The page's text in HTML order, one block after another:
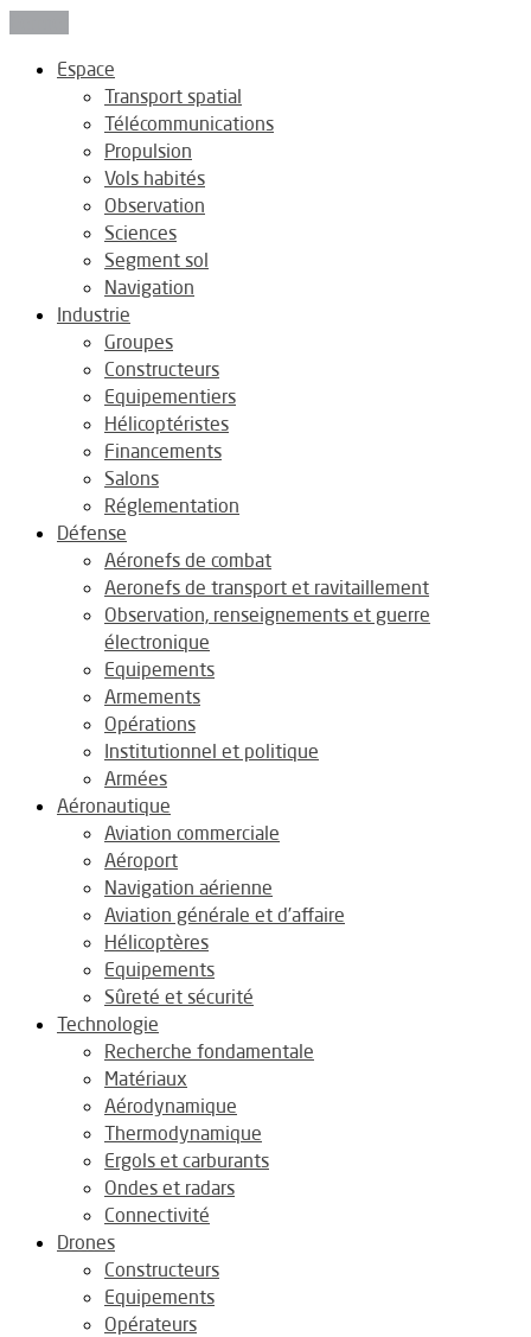
Espace
Transport spatial
Télécommunications
Propulsion
Vols habités
Observation
Sciences
Segment sol
Navigation
Industrie
Groupes
Constructeurs
Equipementiers
Hélicoptéristes
Financements
Salons
Réglementation
Défense
Aéronefs de combat
Aeronefs de transport et ravitaillement
Observation, renseignements et guerre
électronique
Equipements
Armements
Opérations
Institutionnel et politique
Armées
Aéronautique
Aviation commerciale
Aéroport
Navigation aérienne
Aviation générale et d’affaire
Hélicoptères
Equipements
Sûreté et sécurité
Technologie
Recherche fondamentale
Matériaux
Aérodynamique
Thermodynamique
Ergols et carburants
Ondes et radars
Connectivité
Drones
Constructeurs
Equipements
Opérateurs